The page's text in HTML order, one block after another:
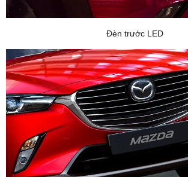
Đèn trước LED